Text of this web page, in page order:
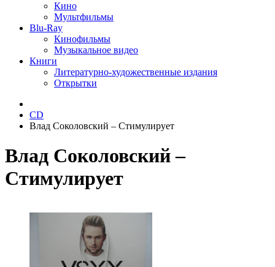
Кино
Мультфильмы
Blu-Ray
Кинофильмы
Музыкальное видео
Книги
Литературно-художественные издания
Открытки
CD
Влад Соколовский ‎– Стимулирует
Влад Соколовский ‎–
Стимулирует